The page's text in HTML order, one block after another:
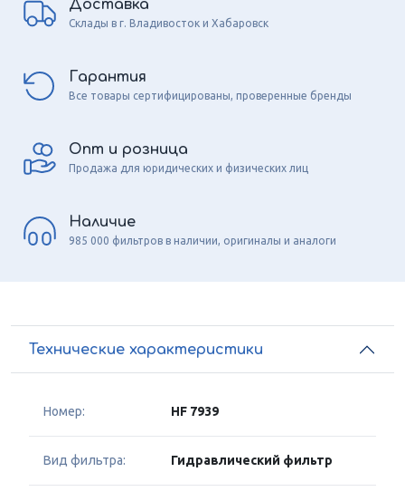
Доставка
Склады в г. Владивосток и Хабаровск
Гарантия
Все товары сертифицированы, проверенные бренды
Опт и розница
Продажа для юридических и физических лиц
Наличие
985 000 фильтров в наличии, оригиналы и аналоги
Технические характеристики
Номер: HF 7939
Вид фильтра: Гидравлический фильтр